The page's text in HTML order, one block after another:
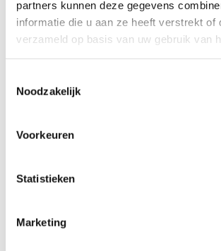
partners kunnen deze gegevens
informatie die u aan ze heeft verstrekt of
verzameld op basis van uw gebruik van
Noodzakelijk
Voorkeuren
Statistieken
Marketing